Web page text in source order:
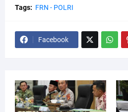
Tags: FRN - POLRI
Facebook